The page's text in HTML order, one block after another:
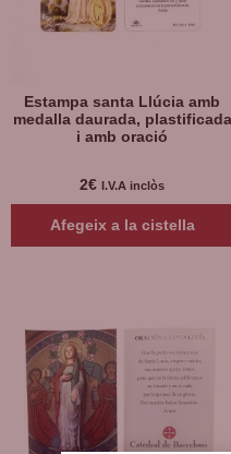
Estampa santa Llúcia amb
medalla daurada, plastificada
i amb oració
2€ I.V.A inclòs
Afegeix a la cistella